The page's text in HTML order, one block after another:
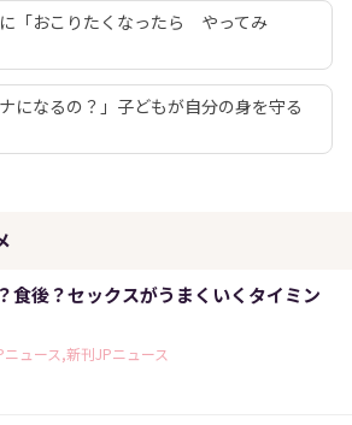
「おこりたくなったら やってみ
になるの？」子どもが自分の身を守る
食後？セックスがうまくいくタイミン
ュース,新刊JPニュース